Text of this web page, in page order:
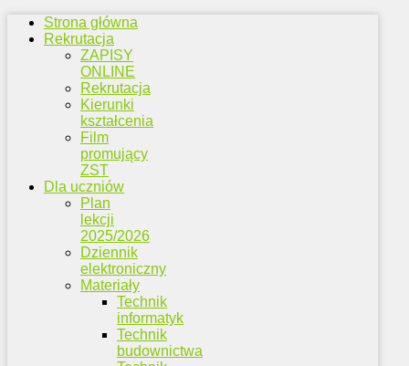
Strona główna
Rekrutacja
ZAPISY
ONLINE
Rekrutacja
Kierunki
kształcenia
Film
promujący
ZST
Dla uczniów
Plan
lekcji
2025/2026
Dziennik
elektroniczny
Materiały
Technik
informatyk
Technik
budownictwa